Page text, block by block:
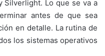
Silverlight. Lo que se va a
antes de que sea
en detalle. La rutina de
los sistemas operativos